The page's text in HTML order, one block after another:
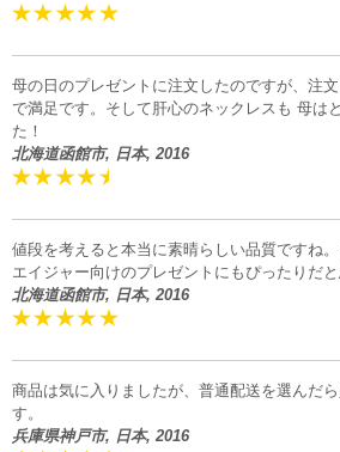
母の日のプレゼントに注文したのですが、注
で満足です。そして肝心のネックレスも 母は
た！
北海道函館市, 日本, 2016
値段を考えると本当に素晴らしい品質ですね
エイジャー向けのプレゼントにもぴったりだと
北海道函館市, 日本, 2016
商品は気に入りましたが、普通配送を選んだ
す。
兵庫県神戸市, 日本, 2016